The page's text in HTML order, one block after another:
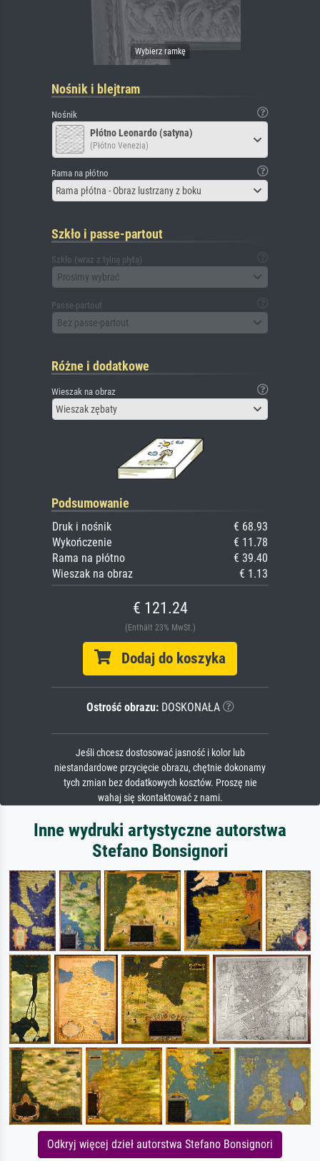
Nośnik i blejtram
Nośnik
Płótno Leonardo (satyna)
(Płótno Venezia)
Rama na płótno
Rama płótna - Obraz lustrzany z boku
Szkło i passe-partout
Szkło (wraz z tylną płytą)
Prosimy wybrać
Passe-partout
Bez passe-partout
Różne i dodatkowe
Wieszak na obraz
Wieszak zębaty
Podsumowanie
Druk i nośnik
€ 68.93
Wykończenie
€ 11.78
Rama na płótno
€ 39.40
Wieszak na obraz
€ 1.13
€ 121.24
(Enthält 23% MwSt.)
Dodaj do koszyka
Ostrość obrazu:DOSKONAŁA
Jeśli chcesz dostosować jasność i kolor lub
niestandardowe przycięcie obrazu, chętnie dokonamy
tych zmian bez dodatkowych kosztów. Proszę nie
wahaj się skontaktować z nami.
Inne wydruki artystyczne autorstwa
Stefano Bonsignori
Odkryj więcej dzieł autorstwa Stefano Bonsignori